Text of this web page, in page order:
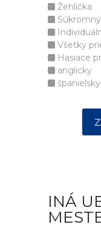
Žehlička
Všetky
Hasiace
anglicky
španielsky
INÁ